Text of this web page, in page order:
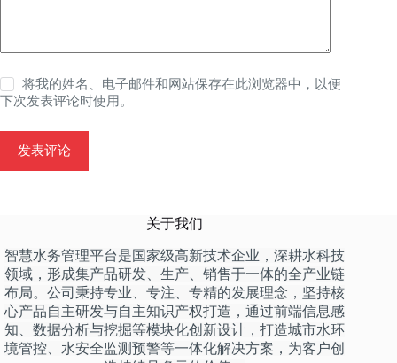
将我的姓名、电子邮件和网站保存在此浏览器中，以便
下次发表评论时使用。
发表评论
关于我们
智慧水务管理平台是国家级高新技术企业，深耕水科技
领域，形成集产品研发、生产、销售于一体的全产业链
布局。公司秉持专业、专注、专精的发展理念，坚持核
心产品自主研发与自主知识产权打造，通过前端信息感
知、数据分析与挖掘等模块化创新设计，打造城市水环
境管控、水安全监测预警等一体化解决方案，为客户创